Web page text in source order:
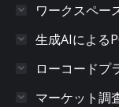
ワークスペー
生成AIによる
ローコードプ
マーケット調